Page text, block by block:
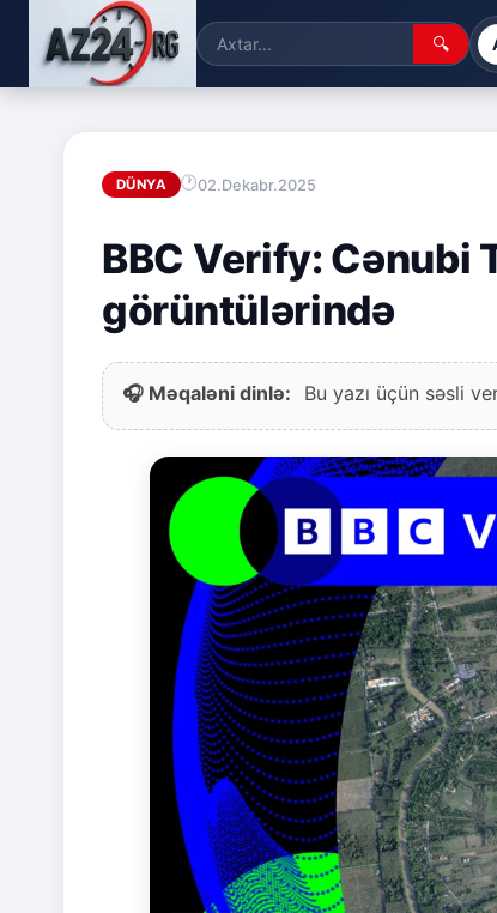
🔍
DÜNYA 02.Dekabr.2025
BBC Verify: Cənubi
görüntülərində
🎧 Məqaləni dinlə: Bu yazı üçün səsli